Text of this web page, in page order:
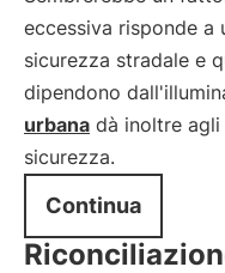
eccessiva risponde a
sicurezza stradale e
dipendono
urbana dà inoltre
sicurezza.
Continua